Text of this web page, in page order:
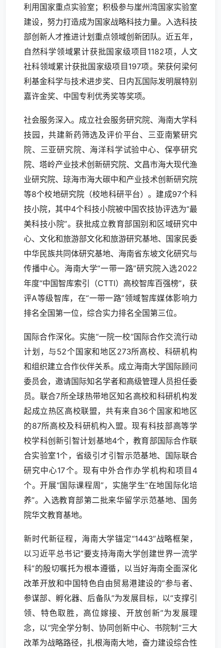
利用国家重点实验室；积极参与崖州湾国家实验室
建设，努力打造成为国家战略科技力量。入选科技
部创新人才推进计划重点领域创新团队。近五年，
自然科学领域累计获批国家级项目1182项，人文
社科领域累计获批国家级项目197项。荣获何梁何
利基金科学与技术进步奖、日内瓦国际发明展特别
嘉许金奖、中国专利优秀奖等奖项。
社会服务深入。成立社会服务研究院、海南大学科
技园，共建新药筛选及评价平台、三亚南繁研究
院、三亚研究院、海洋科学试验中心、保亭研究
院、塔岭产业技术创新研究院、文昌市海大现代渔
业研究院、琼海市海大碳中和产业技术创新研究院
等8个校地研究院（校地科研平台）。建成97个科
技小院，其中4个科技小院被中国农技协评选为“最
美科技小院”。获批成立教育部国别和区域研究中
心、文化和旅游部文化和旅游研究基地、国家民委
中华民族共同体研究基地、海南省东坡文化研究与
传播中心。海南大学“一带一路”研究院入选2022
年度“中国智库索引（CTTI）高校智库百强榜”，获
评A等级智库，在“一带一路”领域智库媒体影响力
排名全国第一位，综合实力排名全国第三位。
国际合作深化。实施“一院一校”国际合作交流行动
计划，与52个国家和地区273所高校、科研机构
和组织建立合作伙伴关系。成立海南大学国际顾问
委员会，邀请国际知名学者和高级管理人员担任委
员。联合7所全球热带地区知名高校和科研机构发
起成立热区高校联盟，共有来自36个国家和地区
的87所高校及科研机构入盟。现有科技部高等学
校学科创新引智计划基地4个，教育部国际合作联
合实验室1个，省级引才引智示范基地、国际联合
研究中心17个。现有中外合作办学机构和项目4
个。开展“国际课程周”，实施学生“在地国际化培
养”。入选教育部第二批来华留学示范基地、国务
院华文教育基地。
新时代新征程，海南大学锚定“1443”战略框架，
以习近平总书记“要支持海南大学创建世界一流学
科”的殷切嘱托为根本遵循，以当好海南全面深化
改革开放和中国特色自由贸易港建设的“参与者、
参谋部、孵化器、后备队”为发展目标，以“支撑引
领、特色取胜，高位嫁接、开放创新”为发展理
念，以“完全学分制、协同创新中心、书院制”三大
改革为战略路径，扎根海南大地，奋力建设综合性